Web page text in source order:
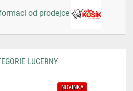
od prodejce
LUCERNY
NOVINKA